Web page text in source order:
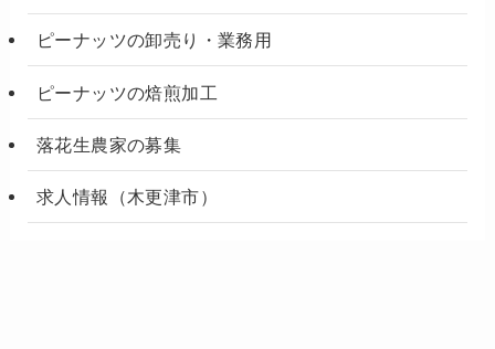
ピーナッツの卸売り・業務用
ピーナッツの焙煎加工
落花生農家の募集
求人情報（木更津市）